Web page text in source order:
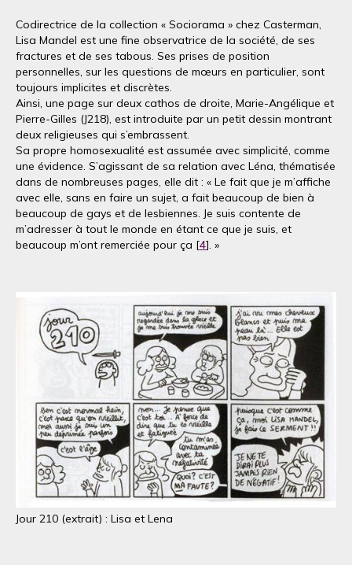
Codirectrice de la collection « Sociorama » chez Casterman,
Lisa Mandel est une fine observatrice de la société, de ses
fractures et de ses tabous. Ses prises de position
personnelles, sur les questions de mœurs en particulier, sont
toujours implicites et discrètes.
Ainsi, une page sur deux cathos de droite, Marie-Angélique et
Pierre-Gilles (J218), est introduite par un petit dessin montrant
deux religieuses qui s’embrassent.
Sa propre homosexualité est assumée avec simplicité, comme
une évidence. S’agissant de sa relation avec Léna, thématisée
dans de nombreuses pages, elle dit : « Le fait que je m’affiche
avec elle, sans en faire un sujet, a fait beaucoup de bien à
beaucoup de gays et de lesbiennes. Je suis contente de
m’adresser à tout le monde en étant ce que je suis, et
beaucoup m’ont remerciée pour ça [4]. »
Jour 210 (extrait) : Lisa et Lena